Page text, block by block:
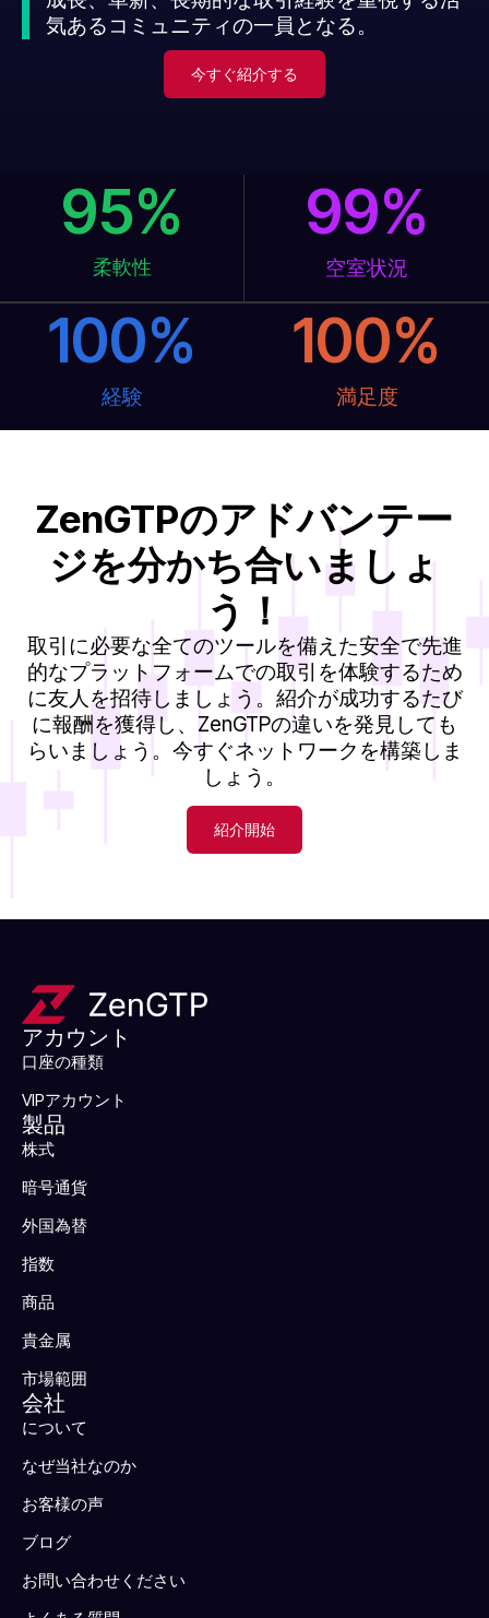
気あるコミュニティの一員となる。
今すぐ紹介する
柔軟性
95%
空室状況
99%
経験
100%
満足度
100%
ZenGTPのアドバンテー
ジを分かち合いましょ
う！
取引に必要な全てのツールを備えた安全で先進
的なプラットフォームでの取引を体験するため
に友人を招待しましょう。紹介が成功するたび
に報酬を獲得し、ZenGTPの違いを発見しても
らいましょう。今すぐネットワークを構築しま
しょう。
紹介開始
アカウント
口座の種類
VIPアカウント
製品
株式
暗号通貨
外国為替
指数
商品
貴金属
市場範囲
会社
について
なぜ当社なのか
お客様の声
ブログ
お問い合わせください